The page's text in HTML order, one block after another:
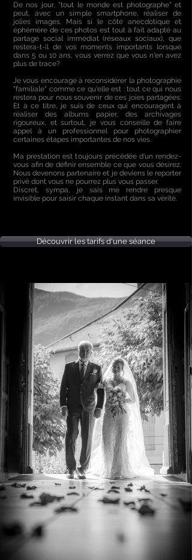
De nos jour, "tout le monde est photographe" et
peut, avec un simple smartphone, réaliser de
jolies images. Mais si le côté anecdotique et
éphémère de ces photos est tout à fait adapté au
partage social immédiat (réseaux sociaux), que
restera-t-il de vos moments importants lorsque
dans 5 ou 10 ans, vous verrez que vous n'en avez
plus de trace?
Je vous encourage à reconsidérer la photographie
"familiale" comme ce qu'elle est : tout ce qui nous
restera pour nous souvenir de ces joies partagées.
Et à ce titre, je suis de ceux qui encouragent à
réaliser des albums papier, des archivages
rigoureux, et surtout, je vous conseille de faire
appel à un professionnel pour photographier
certaines étapes importantes de nos vies.
Ma prestation est toujours précédée d'un rendez-
vous afin de définir ensemble ce que vous désirez.
Nous devenons partenaire et je deviens le reporter
privé dont vous ne pourrez plus vous passer.
Discret, sympa, je sais me rendre presque
invisible pour saisir chaque instant dans sa vérité.
Découvrir les tarifs d'une séance